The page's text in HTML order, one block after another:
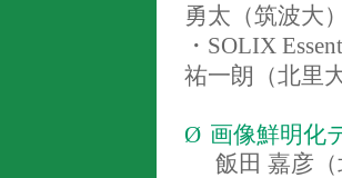
勇太（筑波大
・ SOLIX
祐一朗（北里
Ø 画像鮮明化
飯田 嘉彦